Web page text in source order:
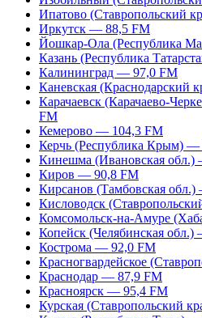
Ипатово (Ставропольский
Иркутск — 88,5 FM
Йошкар-Ола (Республика
Казань (Республика
Калининград — 97,0 FM
Каневская (Краснодарский
Карачаевск (Карачаево-
FM
Кемерово — 104,3 FM
Керчь (Республика Крым) —
Кинешма (Ивановская обл.)
Киров — 90,8 FM
Кирсанов (Тамбовская
Кисловодск
Комсомольск-на-Амуре
Копейск (Челябинская
Кострома — 92,0 FM
Красногвардейское
Краснодар — 87,9 FM
Красноярск — 95,4 FM
Курская (Ставропольский